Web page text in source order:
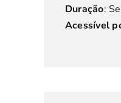
Duração:
Acessível